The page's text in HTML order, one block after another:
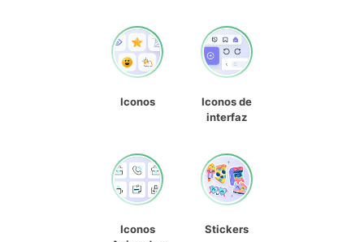
Iconos
Iconos de
interfaz
Iconos
Stickers